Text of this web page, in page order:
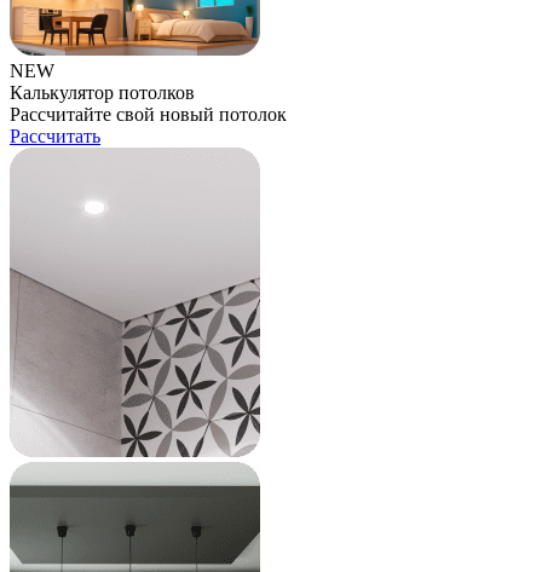
NEW
Калькулятор потолков
Рассчитайте свой новый потолок
Рассчитать